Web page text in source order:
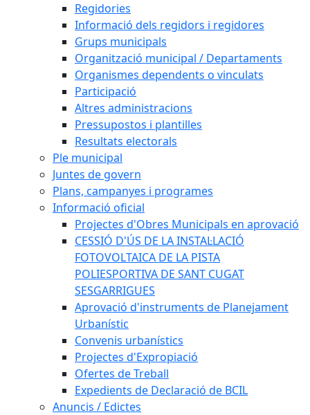
Regidories
Informació dels regidors i regidores
Grups municipals
Organització municipal / Departaments
Organismes dependents o vinculats
Participació
Altres administracions
Pressupostos i plantilles
Resultats electorals
Ple municipal
Juntes de govern
Plans, campanyes i programes
Informació oficial
Projectes d'Obres Municipals en aprovació
CESSIÓ D'ÚS DE LA INSTAL·LACIÓ
FOTOVOLTAICA DE LA PISTA
POLIESPORTIVA DE SANT CUGAT
SESGARRIGUES
Aprovació d'instruments de Planejament
Urbanístic
Convenis urbanístics
Projectes d'Expropiació
Ofertes de Treball
Expedients de Declaració de BCIL
Anuncis / Edictes